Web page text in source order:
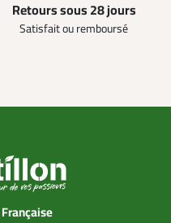
Retours sous 28 jours
Satisfait ou remboursé